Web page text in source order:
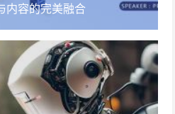
内容的完美融合